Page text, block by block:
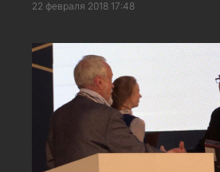
22 февраля 2018 17:48